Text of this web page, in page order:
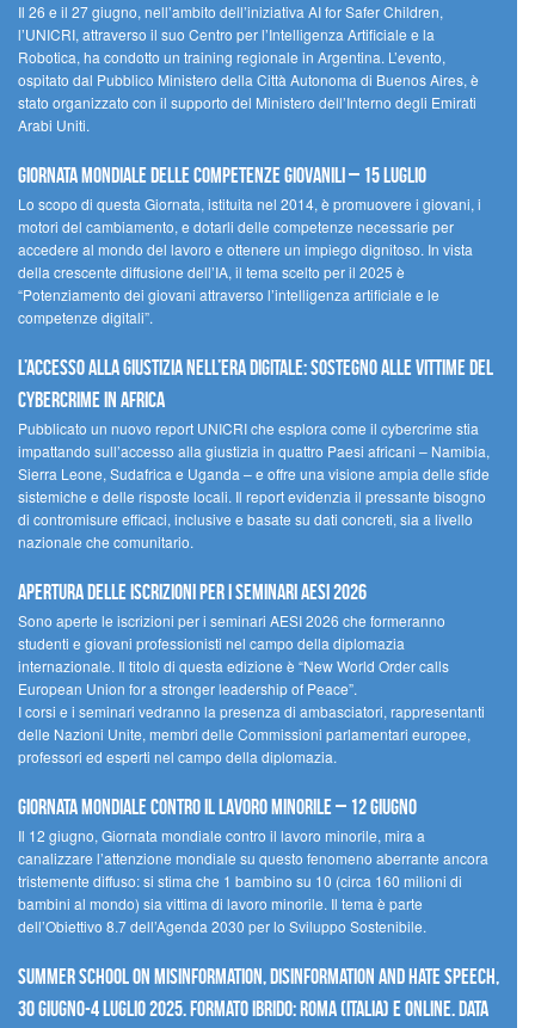
Il 26 e il 27 giugno, nell’ambito dell’iniziativa AI for Safer Children,
l’UNICRI, attraverso il suo Centro per l’Intelligenza Artificiale e la
Robotica, ha condotto un training regionale in Argentina. L’evento,
ospitato dal Pubblico Ministero della Città Autonoma di Buenos Aires, è
stato organizzato con il supporto del Ministero dell’Interno degli Emirati
Arabi Uniti.
Giornata Mondiale delle Competenze Giovanili – 15 luglio
Lo scopo di questa Giornata, istituita nel 2014, è promuovere i giovani, i
motori del cambiamento, e dotarli delle competenze necessarie per
accedere al mondo del lavoro e ottenere un impiego dignitoso. In vista
della crescente diffusione dell’IA, il tema scelto per il 2025 è
“Potenziamento dei giovani attraverso l’intelligenza artificiale e le
competenze digitali”.
L’accesso alla giustizia nell’era digitale: sostegno alle vittime del
cybercrime in Africa
Pubblicato un nuovo report UNICRI che esplora come il cybercrime stia
impattando sull’accesso alla giustizia in quattro Paesi africani – Namibia,
Sierra Leone, Sudafrica e Uganda – e offre una visione ampia delle sfide
sistemiche e delle risposte locali. Il report evidenzia il pressante bisogno
di contromisure efficaci, inclusive e basate su dati concreti, sia a livello
nazionale che comunitario.
Apertura delle iscrizioni per i seminari AESI 2026
Sono aperte le iscrizioni per i seminari AESI 2026 che formeranno
studenti e giovani professionisti nel campo della diplomazia
internazionale. Il titolo di questa edizione è “New World Order calls
European Union for a stronger leadership of Peace”.
I corsi e i seminari vedranno la presenza di ambasciatori, rappresentanti
delle Nazioni Unite, membri delle Commissioni parlamentari europee,
professori ed esperti nel campo della diplomazia.
Giornata mondiale contro il lavoro minorile – 12 giugno
Il 12 giugno, Giornata mondiale contro il lavoro minorile, mira a
canalizzare l’attenzione mondiale su questo fenomeno aberrante ancora
tristemente diffuso: si stima che 1 bambino su 10 (circa 160 milioni di
bambini al mondo) sia vittima di lavoro minorile. Il tema è parte
dell’Obiettivo 8.7 dell’Agenda 2030 per lo Sviluppo Sostenibile.
Summer School on Misinformation, Disinformation and Hate Speech,
30 giugno-4 luglio 2025. Formato ibrido: Roma (Italia) e online. Data